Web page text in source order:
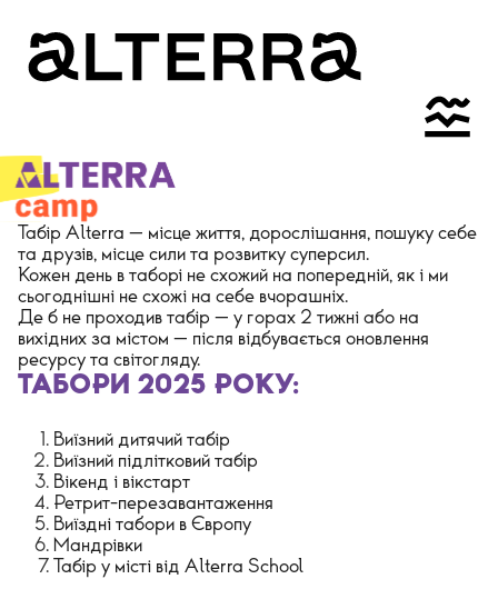
Табір Alterra — місце життя, дорослішання, пошуку себе
та друзів, місце сили та розвитку суперсил.
Кожен день в таборі не схожий на попередній, як і ми
сьогоднішні не схожі на себе вчорашніх.
Де б не проходив табір — у горах 2 тижні або на
вихідних за містом — після відбувається оновлення
ресурсу та світогляду.
ТАБОРИ 2025 РОКУ:
Виїзний дитячий табір
Виїзний підлітковий табір
Вікенд і вікстарт
Ретрит-перезавантаження
Виїздні табори в Європу
Мандрівки
Табір у місті від Alterra School